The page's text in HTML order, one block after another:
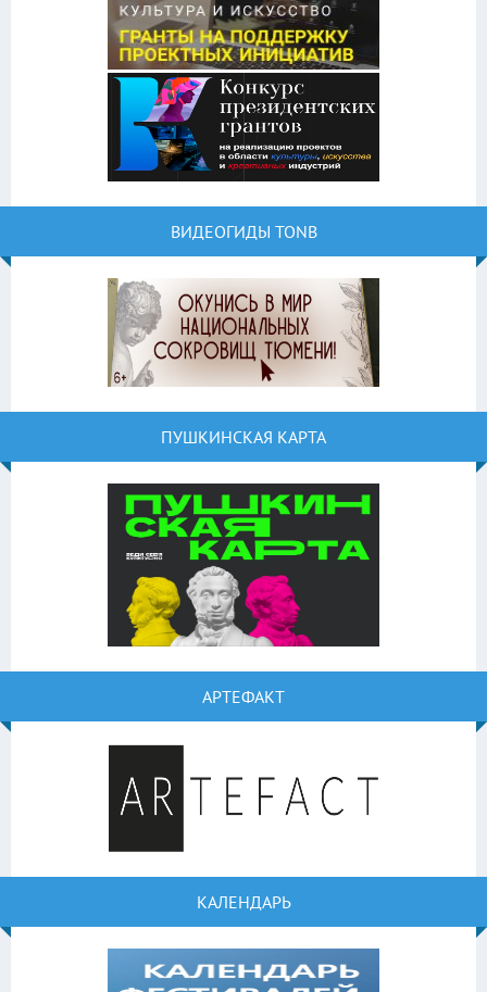
ВИДЕОГИДЫ TONB
ПУШКИНСКАЯ КАРТА
АРТЕФАКТ
КАЛЕНДАРЬ